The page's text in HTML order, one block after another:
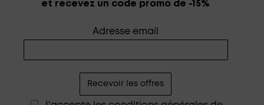
et recevez un code promo de -15%
Adresse email